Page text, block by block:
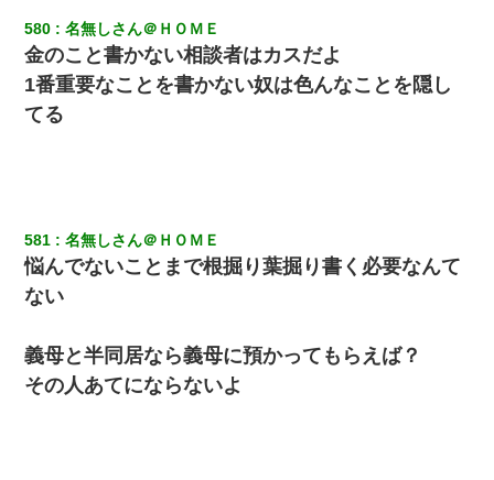
580 名無しさん＠ＨＯＭＥ
金のこと書かない相談者はカスだよ
1番重要なことを書かない奴は色んなことを隠し
てる
581 名無しさん＠ＨＯＭＥ
悩んでないことまで根掘り葉掘り書く必要なんて
ない
義母と半同居なら義母に預かってもらえば？
その人あてにならないよ